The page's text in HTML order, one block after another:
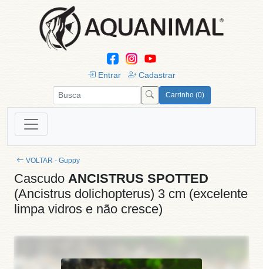
Entrar Cadastrar
Carrinho (0)
VOLTAR - Guppy
Cascudo ANCISTRUS SPOTTED
(Ancistrus dolichopterus) 3 cm (excelente
limpa vidros e não cresce)